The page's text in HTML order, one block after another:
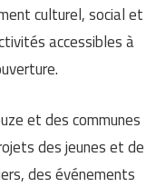
culturel, social et
accessibles à
et des communes
des jeunes et de
des événements